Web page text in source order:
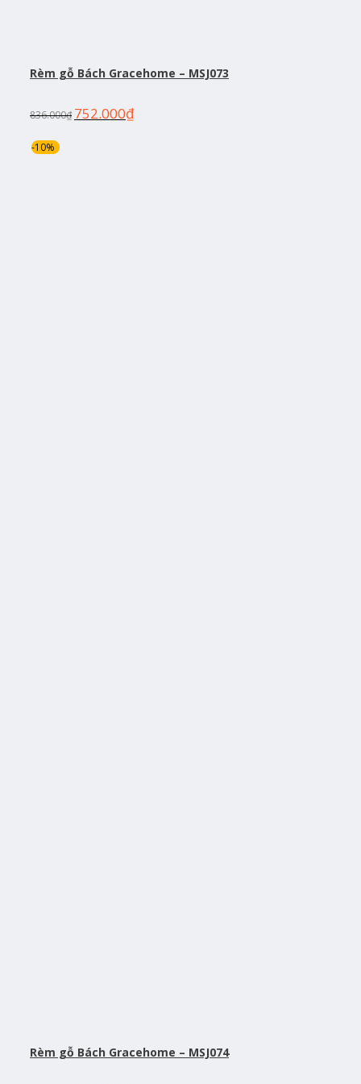
Rèm gỗ Bách Gracehome – MSJ073
836.000₫ 752.000₫
-10%
Rèm gỗ Bách Gracehome – MSJ074